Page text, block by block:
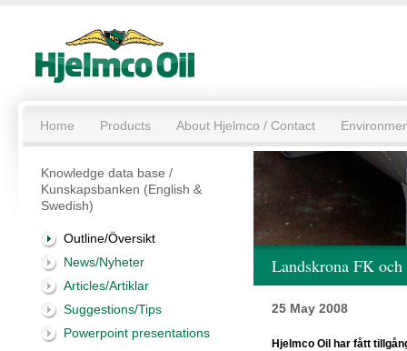
Home Products About Hjelmco / Contact
Knowledge data base /
Kunskapsbanken (English &
Swedish)
Outline/Översikt
News/Nyheter
Articles/Artiklar
Suggestions/Tips
Powerpoint presentations
Landskrona FK och
25 May 2008
Hjelmco Oil har fått